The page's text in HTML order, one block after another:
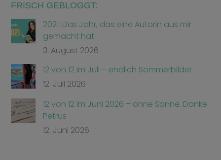
FRISCH GEBLOGGT:
2021: Das Jahr, das eine Autorin aus mir
gemacht hat
3. August 2026
12 von 12 im Juli – endlich Sommerbilder
12. Juli 2026
12 von 12 im Juni 2026 – ohne Sonne. Danke
Petrus
12. Juni 2026